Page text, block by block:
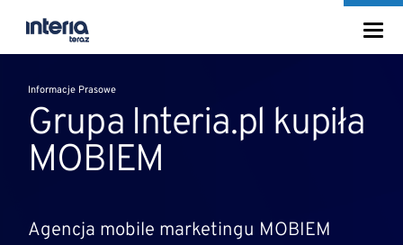
Informacje Prasowe
Grupa Interia.pl kupiła
MOBIEM
Agencja mobile marketingu MOBIEM